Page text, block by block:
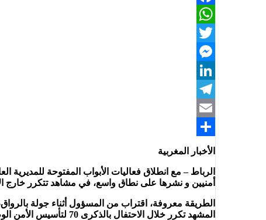
Facebook
WhatsApp
Twitter
Messenger
LinkedIn
Telegram
Email
Share
الأخبار المغربية
الرباط – مع انطلاق فعاليات الأبواب المفتوحة
أمنيين و نشرها على نطاق واسع، في مشاهد تتكرر خارج
الطريقة معروفة، اقتراب من المسؤول أثناء جولة
المشهد تكرر خلال الاحتفال بالذكرى 70 لتأسيس الأمن الوطني بالدارالبيضاء الكبرى، بصور لأشخاص غير مسجلين في لوائح الصحافيين المهنيين المعتمدين.